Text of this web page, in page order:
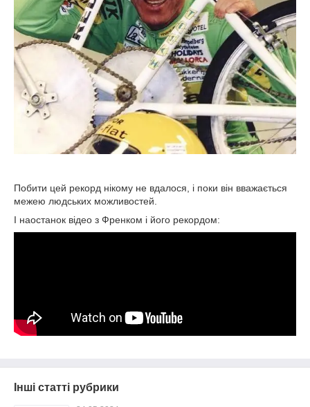
Побити цей рекорд нікому не вдалося, і поки він вважається
межею людських можливостей.
І наостанок відео з Френком і його рекордом:
Інші статті рубрики